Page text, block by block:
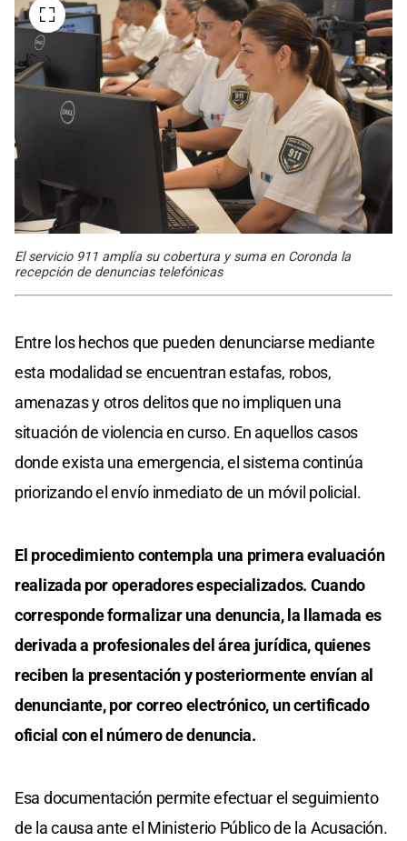
El servicio 911 amplía su cobertura y suma en Coronda la
recepción de denuncias telefónicas
Entre los hechos que pueden denunciarse mediante
esta modalidad se encuentran estafas, robos,
amenazas y otros delitos que no impliquen una
situación de violencia en curso. En aquellos casos
donde exista una emergencia, el sistema continúa
priorizando el envío inmediato de un móvil policial.
El procedimiento contempla una primera evaluación
realizada por operadores especializados. Cuando
corresponde formalizar una denuncia, la llamada es
derivada a profesionales del área jurídica, quienes
reciben la presentación y posteriormente envían al
denunciante, por correo electrónico, un certificado
oficial con el número de denuncia.
Esa documentación permite efectuar el seguimiento
de la causa ante el Ministerio Público de la Acusación.